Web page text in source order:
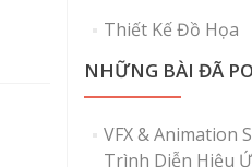
Thiết Kế Đồ Họa
NHỮNG BÀI ĐÃ
VFX & Animation
Trình Diễn Hiệu